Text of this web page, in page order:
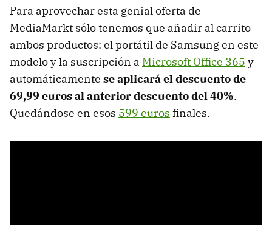
Para aprovechar esta genial oferta de
MediaMarkt sólo tenemos que añadir al carrito
ambos productos: el portátil de Samsung en este
modelo y la suscripción a Microsoft Office 365 y
automáticamente se aplicará el descuento de
69,99 euros al anterior descuento del 40%.
Quedándose en esos 599 euros finales.